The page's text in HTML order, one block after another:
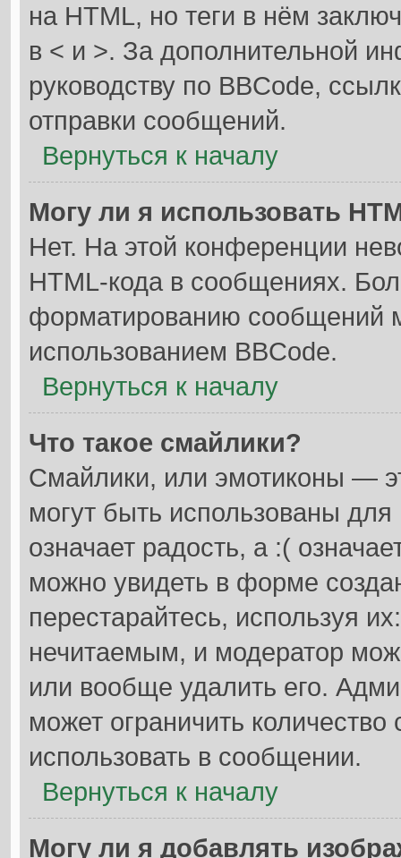
на HTML, но теги в нём
в < и >. За дополнительной
руководству по BBCode,
отправки сообщений.
Вернуться к началу
Могу ли я использовать
Нет. На этой конференции
HTML-кода в сообщениях.
форматированию сообщений
использованием BBCode.
Вернуться к началу
Что такое смайлики?
Смайлики, или эмотиконы —
могут быть использованы
означает радость, а :(
можно увидеть в форме
перестарайтесь, используя
нечитаемым, и модератор
или вообще удалить его.
может ограничить
использовать в сообщении.
Вернуться к началу
Могу ли я добавлять